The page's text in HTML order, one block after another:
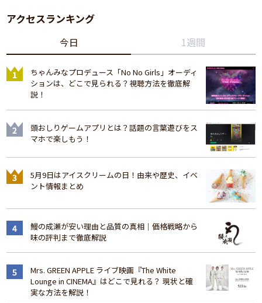
アクセスランキング
今日 1週間
ちゃんみなプロデュース「No No Girls」オーディ
ションは、どこで見られる？視聴方法を徹底解
説！
頭おしりゲームアプリとは？話題の言葉遊びをス
マホで楽しもう！
5月9日はアイスクリームの日！由来や歴史、イベ
ント情報まとめ
鰻の成瀬が安い理由と品質の真相｜価格戦略から
味の評判まで徹底解説
Mrs. GREEN APPLE ライブ映画『The White
Lounge in CINEMA』はどこで見れる？ 現状と確
実な方法を解説！